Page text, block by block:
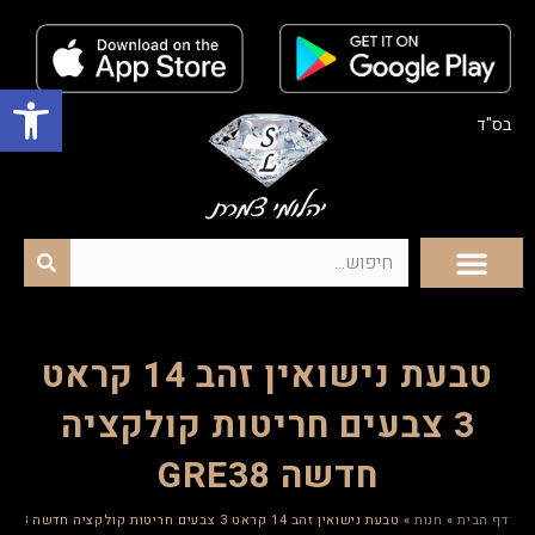
פתח סרגל נגישות בס"ד
טבעת נישואין זהב 14 קראט
3 צבעים חריטות קולקציה
חדשה GRE38
דף הבית» חנות» טבעת נישואין זהב 14 קראט 3 צבעים חריטות קולקציה חדשה GRE38